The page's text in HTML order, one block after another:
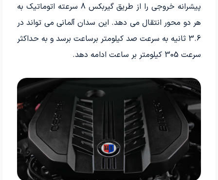
پیشرانه خروجی را از طریق گیربکس 8 سرعته اتوماتیک به
هر دو محور انتقال می دهد. این سدان آلمانی می تواند در
3.6 ثانیه به سرعت صد کیلومتر برساعت برسد و به حداکثر
سرعت 305 کیلومتر بر ساعت ادامه دهد.